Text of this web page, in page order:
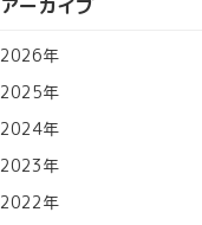
アーカイブ
2026年
2025年
2024年
2023年
2022年